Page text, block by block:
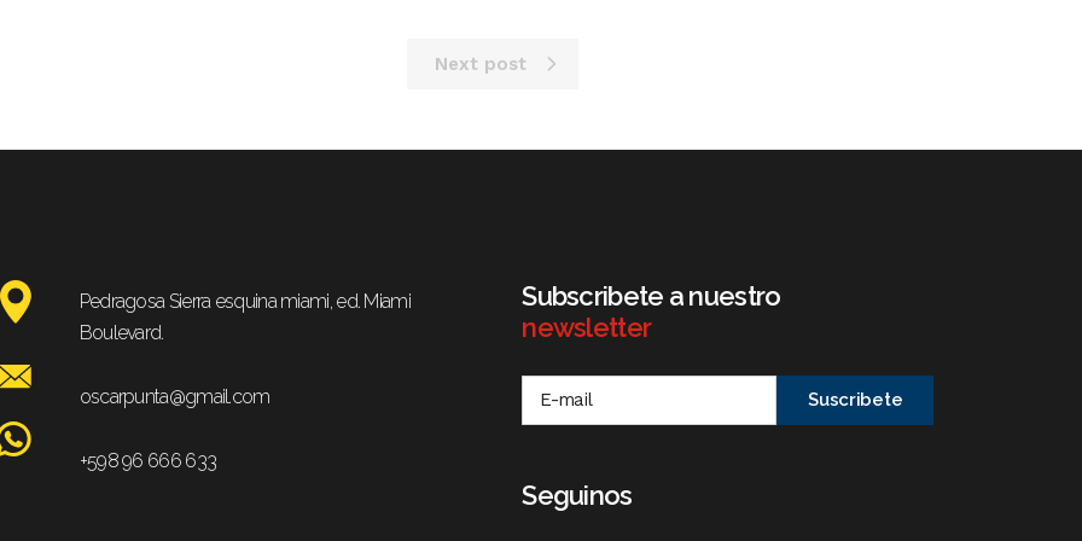
Next post
Pedragosa Sierra esquina miami, ed. Miami
Boulevard.
oscarpunta@gmail.com
+598 96 666 633
Subscribete a nuestro
newsletter
Seguinos